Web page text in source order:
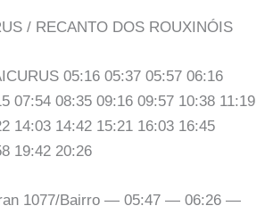
/ RECANTO DOS ROUXINÓIS
05:16 05:37 05:57 06:16
07:54 08:35 09:16 09:57 10:38 11:19
14:03 14:42 15:21 16:03 16:45
19:42 20:26
1077/Bairro — 05:47 — 06:26 —